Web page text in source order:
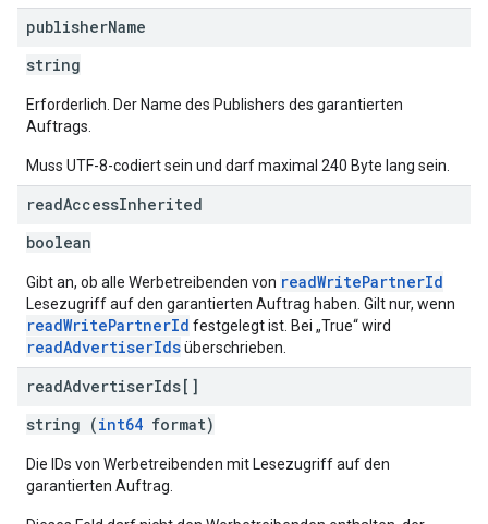
publisherName
string
Erforderlich. Der Name des Publishers des garantierten
Auftrags.
Muss UTF-8-codiert sein und darf maximal 240 Byte lang sein.
readAccessInherited
boolean
Gibt an, ob alle Werbetreibenden von readWritePartnerId
Lesezugriff auf den garantierten Auftrag haben. Gilt nur, wenn
readWritePartnerId festgelegt ist. Bei „True“ wird
readAdvertiserIdsüberschrieben.
readAdvertiserIds[]
string (int64 format)
Die IDs von Werbetreibenden mit Lesezugriff auf den
garantierten Auftrag.